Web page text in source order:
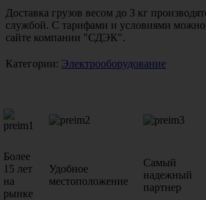
Доставка грузов весом до 3 кг
службой. С тарифами и условиями можно
сайте компании "СДЭК".
Категории: Электрооборудование
Более
15 лет
на
рынке
Удобное
местоположение
Самый
надежный
партнер